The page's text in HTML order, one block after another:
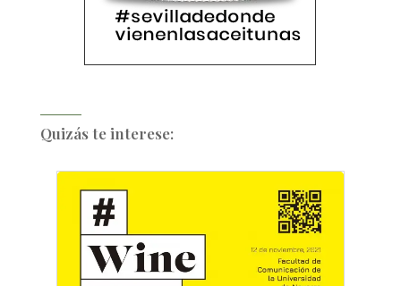
Quizás te interese: